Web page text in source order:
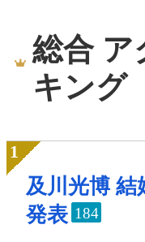
総合 ア
キング
及川光博
発表 184